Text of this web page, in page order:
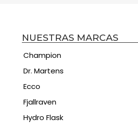
NUESTRAS MARCAS
Champion
Dr. Martens
Ecco
Fjallraven
Hydro Flask